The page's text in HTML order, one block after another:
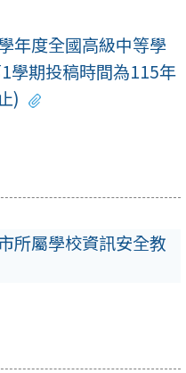
年度全國高級中等學
學期投稿時間為115年
)
所屬學校資訊安全教